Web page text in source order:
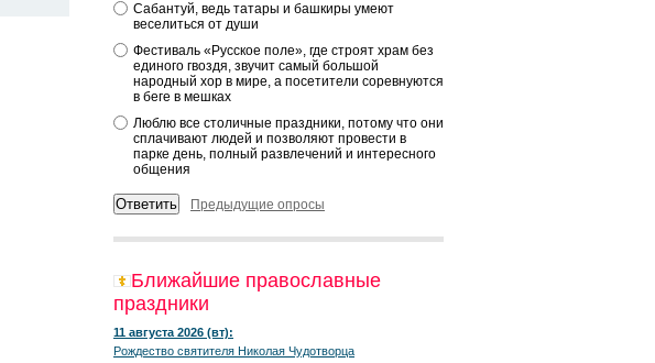
Сабантуй, ведь татары и башкиры умеют
веселиться от души
Фестиваль «Русское поле», где строят храм без
единого гвоздя, звучит самый большой
народный хор в мире, а посетители соревнуются
в беге в мешках
Люблю все столичные праздники, потому что они
сплачивают людей и позволяют провести в
парке день, полный развлечений и интересного
общения
Предыдущие опросы
Ближайшие православные
праздники
11 августа 2026 (вт):
Рождество святителя Николая Чудотворца